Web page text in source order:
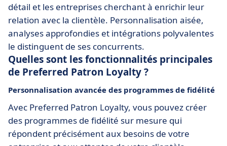
détail et les entreprises cherchant à enrichir leur
relation avec la clientèle. Personnalisation aisée,
analyses approfondies et intégrations polyvalentes
le distinguent de ses concurrents.
Quelles sont les fonctionnalités principales
de Preferred Patron Loyalty ?
Personnalisation avancée des programmes de fidélité
Avec Preferred Patron Loyalty, vous pouvez créer
des programmes de fidélité sur mesure qui
répondent précisément aux besoins de votre